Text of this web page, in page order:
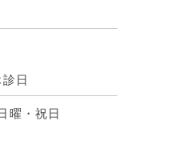
日
曜・祝日